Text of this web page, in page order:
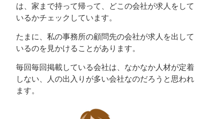
は、家まで持って帰って、どこの会社が求人をして
いるかチェックしています。
たまに、私の事務所の顧問先の会社が求人を出して
いるのを見かけることがあります。
毎回毎回掲載している会社は、なかなか人材が定着
しない、人の出入りが多い会社なのだろうと思われ
ます。